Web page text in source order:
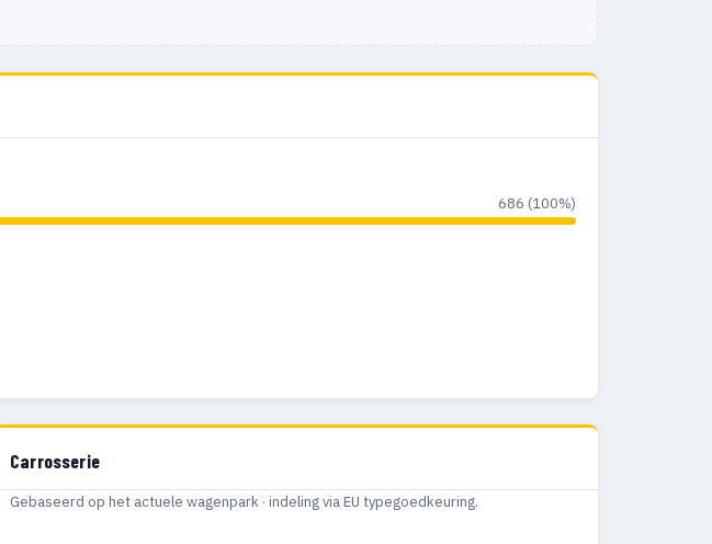
686 (100%)
Carrosserie
Gebaseerd op het actuele wagenpark · indeling via EU typegoedkeuring.